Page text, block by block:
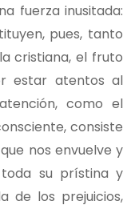
fuerza inusitada:
pues, tanto
cristiana, el fruto
estar atentos al
como el
consiste
nos envuelve y
su prístina y
de los prejuicios,